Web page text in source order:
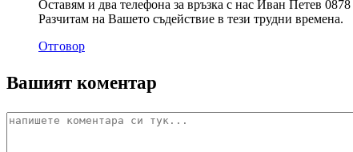
Оставям и два телефона за връзка с нас Иван Петев
Разчитам на Вашето съдействие в тези трудни времена.
Отговор
Вашият коментар